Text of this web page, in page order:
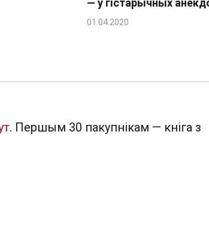
— у гістарычных
. Першым 30 пакупнікам — кніга з